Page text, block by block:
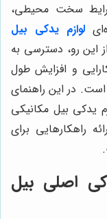
سخت محیطی،
لوازم یدکی بیل
این رو، دسترسی به
و افزایش طول
در این راهنمای
یدکی بیل مکانیکی
راهکارهایی برای
اصلی بیل